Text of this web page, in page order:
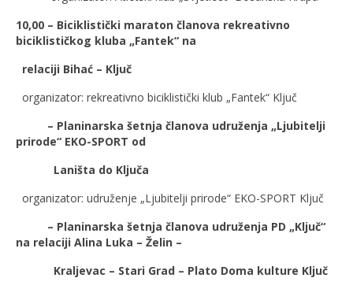
10,00 – Biciklistički maraton članova rekreativno
biciklističkog kluba „Fantek“ na
relaciji Bihać – Ključ
organizator: rekreativno biciklistički klub „Fantek“ Ključ
– Planinarska šetnja članova udruženja „Ljubitelji
prirode“ EKO-SPORT od
Laništa do Ključa
organizator: udruženje „Ljubitelji prirode“ EKO-SPORT Ključ
– Planinarska šetnja članova udruženja PD „Ključ“
na relaciji Alina Luka – Želin –
Kraljevac – Stari Grad – Plato Doma kulture Ključ